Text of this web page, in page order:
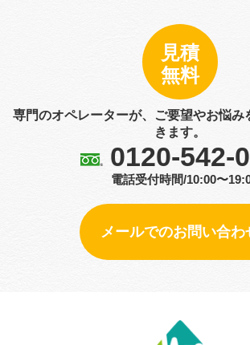
見積
無料
専門のオペレーターが、ご要望やお悩み
きます。
0120-542-
電話受付時間/10:00〜
メールでのお問い合わ